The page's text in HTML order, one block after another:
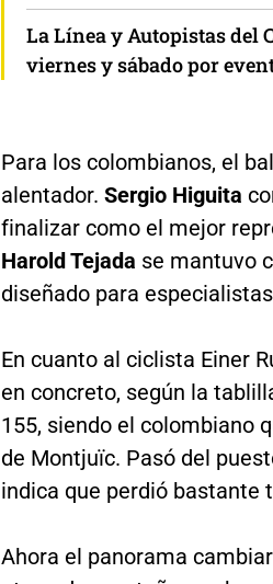
La Línea y Autopistas del
viernes y sábado por
Para los colombianos, el
alentador. Sergio Higuita
finalizar como el mejor
Harold Tejada se mantuvo
diseñado para
En cuanto al ciclista Einer
en concreto, según la
155, siendo el colombiano
de Montjuïc. Pasó del
indica que perdió bastante
Ahora el panorama